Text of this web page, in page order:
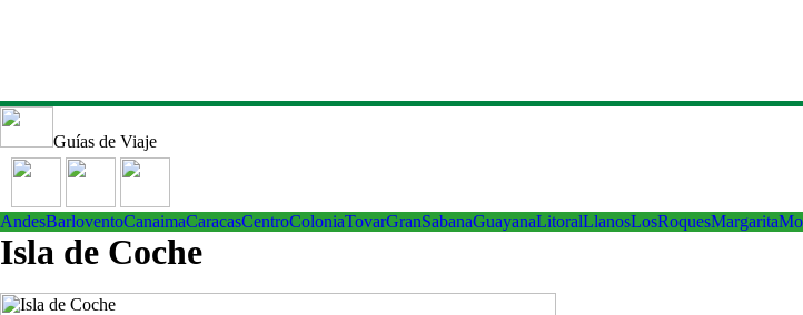
Guías de Viaje
AndesBarloventoCanaimaCaracasCentroColoniaTovarGranSabanaGuayanaLitoralLlanosLosRoquesMargarita
Isla de Coche